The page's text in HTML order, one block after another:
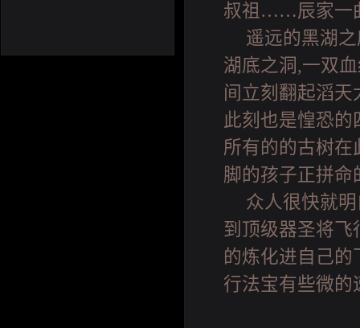
叔祖……辰家一
遥远的黑湖
湖底之洞,一双
间立刻翻起滔
此刻也是惶恐
所有的的古树在
脚的孩子正拼命
众人很快就
到顶级器圣将
的炼化进自己
行法宝有些微的